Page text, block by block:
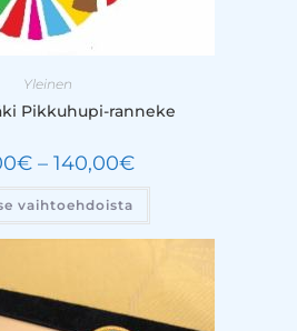
Yleinen
Pikkuhupi-ranneke
€ – 140,00€
vaihtoehdoista